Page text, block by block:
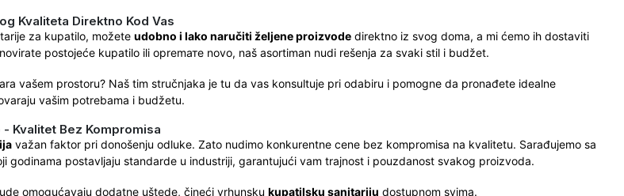
Kvaliteta Direktno Kod Vas
za kupatilo, možete udobno i lako naručiti željene proizvodedirektno iz svog doma, a mi ćemo ih dostaviti
postojeće kupatilo ili opremате novo, naš asortiman nudi rešenja za svaki stil i budžet.
vašem prostoru? Naš tim stručnjaka je tu da vas konsultuje pri odabiru i pomogne da pronađete idealne
vašim potrebama i budžetu.
Kvalitet Bez Kompromisa
važan faktor pri donošenju odluke. Zato nudimo konkurentne cene bez kompromisa na kvalitetu. Sarađujemo sa
godinama postavljaju standarde u industriji, garantujući vam trajnost i pouzdanost svakog proizvoda.
omogućavaju dodatne uštede, čineći vrhunsku kupatilsku sanitariju dostupnom svima.